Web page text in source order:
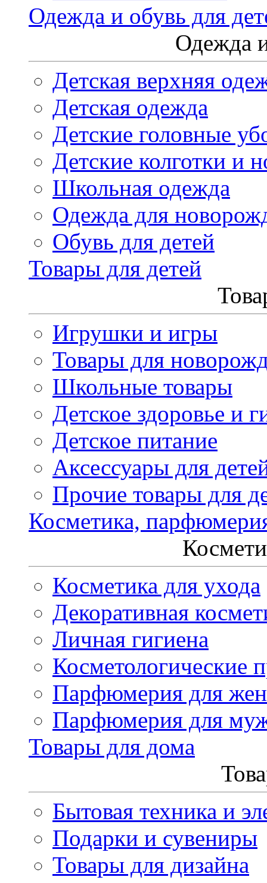
Одежда и обувь для
Одежда
Детская верхняя
Детская одежда
Детские головные
Детские колготки и
Школьная одежда
Одежда для
Обувь для детей
Товары для детей
Игрушки и игры
Товары для
Школьные товары
Детское здоровье и
Детское питание
Аксессуары для
Прочие товары для
Косметика,
Косметика для ухода
Декоративная
Личная гигиена
Косметологические
Парфюмерия для
Парфюмерия для
Товары для дома
Бытовая техника и
Подарки и сувениры
Товары для дизайна